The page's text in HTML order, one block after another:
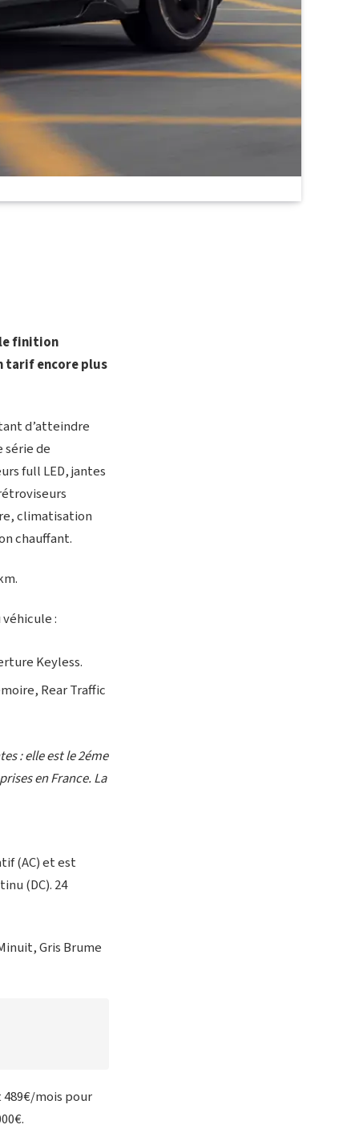
finition
tarif encore plus
d’atteindre
série de
full LED, jantes
climatisation
chauffant.
:
Keyless.
Rear Traffic
: elle est le 2éme
en France. La
(AC) et est
(DC). 24
Gris Brume
mois pour